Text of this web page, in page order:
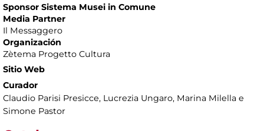
Sponsor Sistema Musei in Comune
Media Partner
Il Messaggero
Organización
Zètema Progetto Cultura
Sitio Web
Curador
Claudio Parisi Presicce, Lucrezia Ungaro, Marina Milella e
Simone Pastor